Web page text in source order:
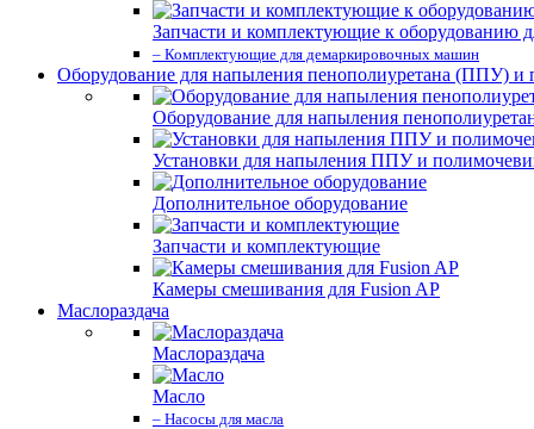
Запчасти и комплектующие к оборудованию
– Комплектующие для демаркировочных машин
Оборудование для напыления пенополиуретана (ППУ) и
Оборудование для напыления
Установки для напыления ППУ и
Дополнительное оборудование
Запчасти и комплектующие
Камеры смешивания для Fusion AP
Маслораздача
Маслораздача
Масло
– Насосы для масла